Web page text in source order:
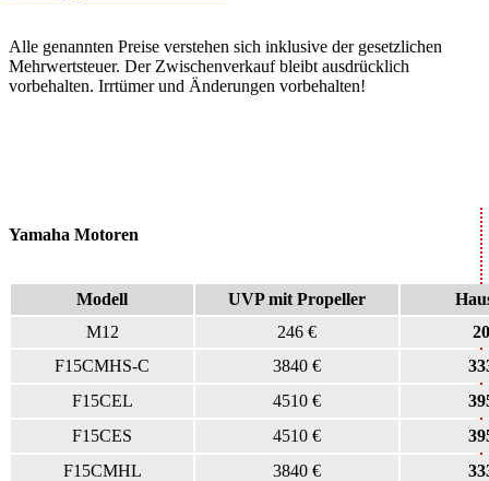
Alle genannten Preise verstehen sich inklusive der gesetzlichen
Mehrwertsteuer. Der Zwischenverkauf bleibt ausdrücklich
vorbehalten. Irrtümer und Änderungen vorbehalten!
Yamaha Motoren
Modell UVP mit Propeller
M12
246 €
F15CMHS-C
3840 €
F15CEL
4510 €
F15CES
4510 €
F15CMHL
3840 €